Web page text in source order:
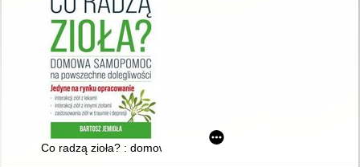
Co radzą zioła? : domowa samopomoc na powszechne